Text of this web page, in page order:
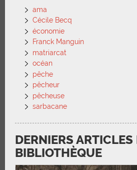
ama
Cécile Becq
économie
Franck Manguin
matriarcat
océan
pêche
pêcheur
pêcheuse
sarbacane
DERNIERS ARTICLES
BIBLIOTHÈQUE